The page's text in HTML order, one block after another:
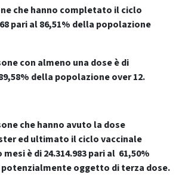
che hanno completato il ciclo
pari al 86,51% della popolazione
con almeno una dose è di
della popolazione over 12.
che hanno avuto la dose
ed ultimato il ciclo vaccinale
mesiè di 24.314.983 pari al 61,50%
oggetto di terza dose.